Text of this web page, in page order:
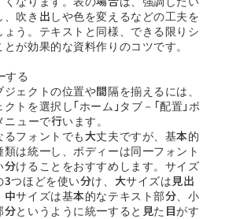
、吹き出しや色を変えるなどの工夫を
う。テキストと同様、できる限りシ
が効果的な資料作りのコツです。
する
ェクトの位置や間隔を揃えるには、
トを選択し「ホーム」タブ－「配置」ボ
ニューで行います。
るフォントでも大丈夫ですが、基本的
類は統一し、ボディーは同一フォント
分けることをおすすめします。サイズ
3つほどを使い分け、大サイズは見出
中サイズは基本的なテキスト部分、小
というように統一すると見た目がす